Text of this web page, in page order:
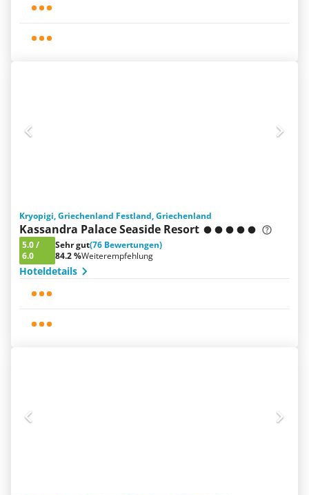
Kryopigi, Griechenland Festland, Griechenland
Kassandra Palace Seaside Resort
5.0/
6.0
Sehr gut(76 Bewertungen)
84.2 %Weiterempfehlung
Hoteldetails